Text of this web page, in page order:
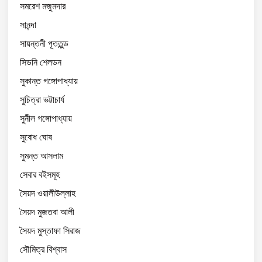
সমরেশ মজুমদার
সানন্দা
সায়ন্তনী পূততুন্ড
সিডনি শেলডন
সুকান্ত গঙ্গোপাধ্যায়
সুচিত্রা ভট্টাচার্য
সুনীল গঙ্গোপাধ্যায়
সুবোধ ঘোষ
সুমন্ত আসলাম
সেবার বইসমূহ
সৈয়দ ওয়ালীউল্লাহ
সৈয়দ মুজতবা আলী
সৈয়দ মুস্তাফা সিরাজ
সৌমিত্র বিশ্বাস